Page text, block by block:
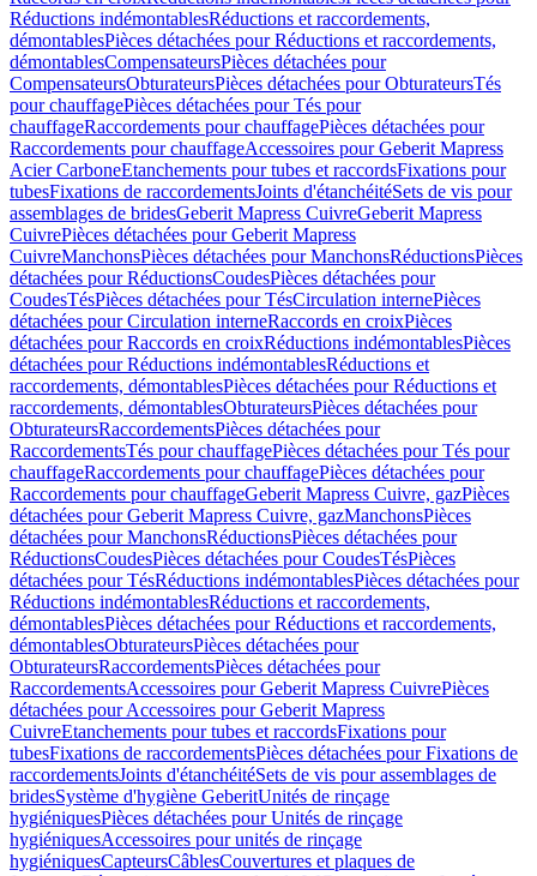
Réductions indémontablesRéductions et raccordements,
démontablesPièces détachées pour Réductions et raccordements,
démontablesCompensateursPièces détachées pour
CompensateursObturateursPièces détachées pour ObturateursTés
pour chauffagePièces détachées pour Tés pour
chauffageRaccordements pour chauffagePièces détachées pour
Raccordements pour chauffageAccessoires pour Geberit Mapress
Acier CarboneEtanchements pour tubes et raccordsFixations pour
tubesFixations de raccordementsJoints d'étanchéitéSets de vis pour
assemblages de bridesGeberit Mapress CuivreGeberit Mapress
CuivrePièces détachées pour Geberit Mapress
CuivreManchonsPièces détachées pour ManchonsRéductionsPièces
détachées pour RéductionsCoudesPièces détachées pour
CoudesTésPièces détachées pour TésCirculation internePièces
détachées pour Circulation interneRaccords en croixPièces
détachées pour Raccords en croixRéductions indémontablesPièces
détachées pour Réductions indémontablesRéductions et
raccordements, démontablesPièces détachées pour Réductions et
raccordements, démontablesObturateursPièces détachées pour
ObturateursRaccordementsPièces détachées pour
RaccordementsTés pour chauffagePièces détachées pour Tés pour
chauffageRaccordements pour chauffagePièces détachées pour
Raccordements pour chauffageGeberit Mapress Cuivre, gazPièces
détachées pour Geberit Mapress Cuivre, gazManchonsPièces
détachées pour ManchonsRéductionsPièces détachées pour
RéductionsCoudesPièces détachées pour CoudesTésPièces
détachées pour TésRéductions indémontablesPièces détachées pour
Réductions indémontablesRéductions et raccordements,
démontablesPièces détachées pour Réductions et raccordements,
démontablesObturateursPièces détachées pour
ObturateursRaccordementsPièces détachées pour
RaccordementsAccessoires pour Geberit Mapress CuivrePièces
détachées pour Accessoires pour Geberit Mapress
CuivreEtanchements pour tubes et raccordsFixations pour
tubesFixations de raccordementsPièces détachées pour Fixations de
raccordementsJoints d'étanchéitéSets de vis pour assemblages de
bridesSystème d'hygiène GeberitUnités de rinçage
hygiéniquesPièces détachées pour Unités de rinçage
hygiéniquesAccessoires pour unités de rinçage
hygiéniquesCapteursCâblesCouvertures et plaques de